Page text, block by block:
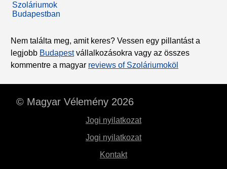
Szoláriumok
Budapestban
Nem találta meg, amit keres? Vessen egy pillantást a
legjobb Budapestvállalkozásokra vagy az összes
kommentre a magyar reviews of Szoláriumoköl
© Magyar Vélemény 2026
Jogi nyilatkozat
Jogi nyilatkozat
Kontakt